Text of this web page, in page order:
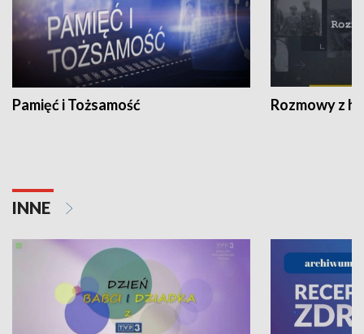
Pamięć i Tożsamość Rozmowy z
INNE